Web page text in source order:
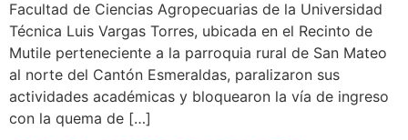
Facultad de Ciencias Agropecuarias de la Universidad
Técnica Luis Vargas Torres, ubicada en el Recinto de
Mutile perteneciente a la parroquia rural de San Mateo
al norte del Cantón Esmeraldas, paralizaron sus
actividades académicas y bloquearon la vía de ingreso
con la quema de […]